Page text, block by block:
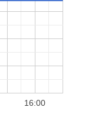
16:00